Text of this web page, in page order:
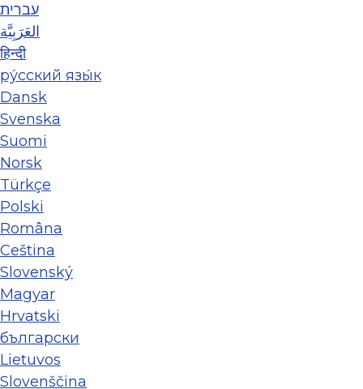
עברית
العَرَبِيَّة
हिन्दी
ру́сский язы́к
Dansk
Svenska
Suomi
Norsk
Türkçe
Polski
Româna
Ceština
Slovenský
Magyar
Hrvatski
български
Lietuvos
Slovenščina